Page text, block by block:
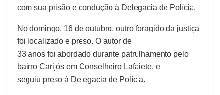
com sua prisão e condução à Delegacia de Polícia.
No domingo, 16 de outubro, outro foragido da justiça
foi localizado e preso. O autor de
33 anos foi abordado durante patrulhamento pelo
bairro Carijós em Conselheiro Lafaiete, e
seguiu preso à Delegacia de Polícia.